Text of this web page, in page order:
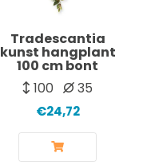
Tradescantia
kunst hangplant
100 cm bont
100
35
€24,72